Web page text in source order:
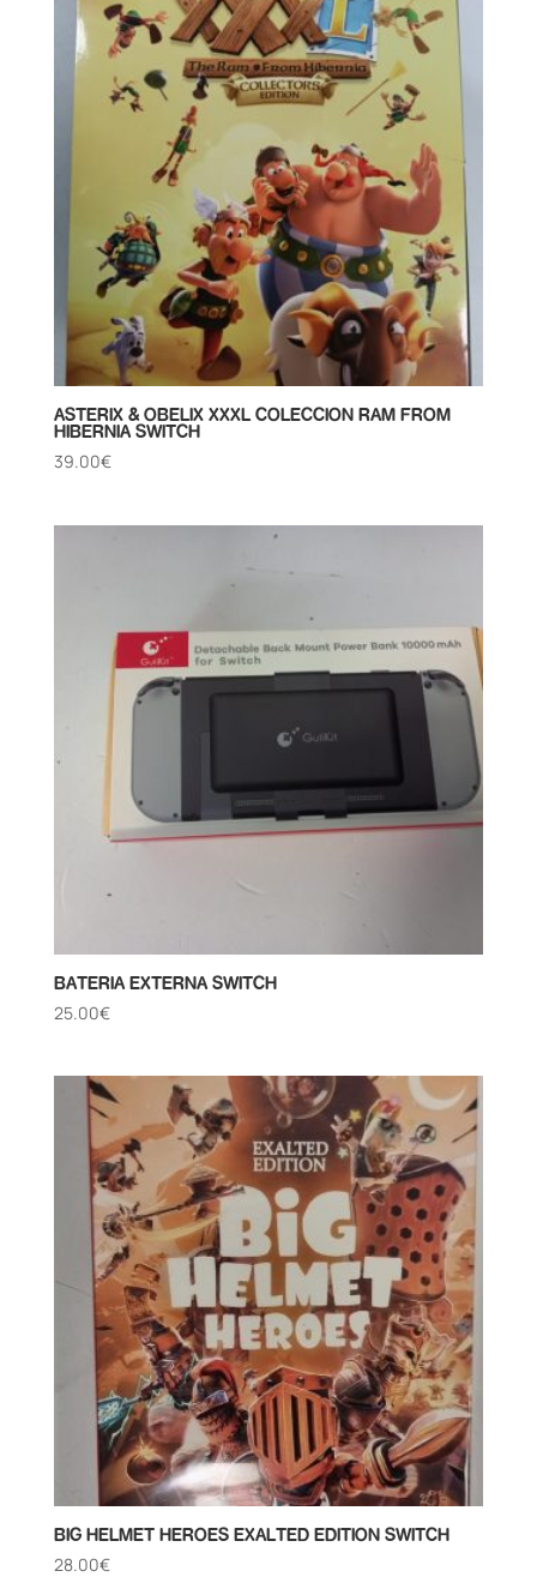
ASTERIX & OBELIX XXXL COLECCION RAM FROM
HIBERNIA SWITCH
39.00€
BATERIA EXTERNA SWITCH
25.00€
BIG HELMET HEROES EXALTED EDITION SWITCH
28.00€